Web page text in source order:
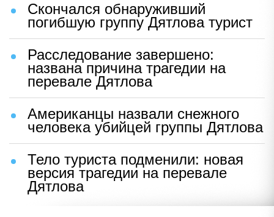
Скончался обнаруживший
погибшую группу Дятлова турист
Расследование завершено:
названа причина трагедии на
перевале Дятлова
Американцы назвали снежного
человека убийцей группы Дятлова
Тело туриста подменили: новая
версия трагедии на перевале
Дятлова